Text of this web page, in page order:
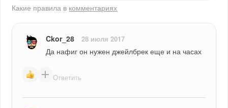
Какие правила в комментариях
Ckor_28 28 июля 2017
Да нафиг он нужен джейлбрек еще и на часах
Ответить